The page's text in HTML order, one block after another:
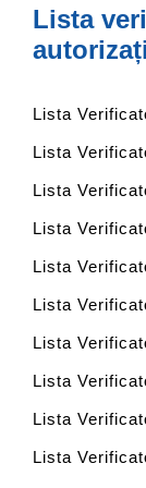
Lista
autorizați
Lista
Lista
Lista
Lista
Lista
Lista
Lista
Lista
Lista
Lista